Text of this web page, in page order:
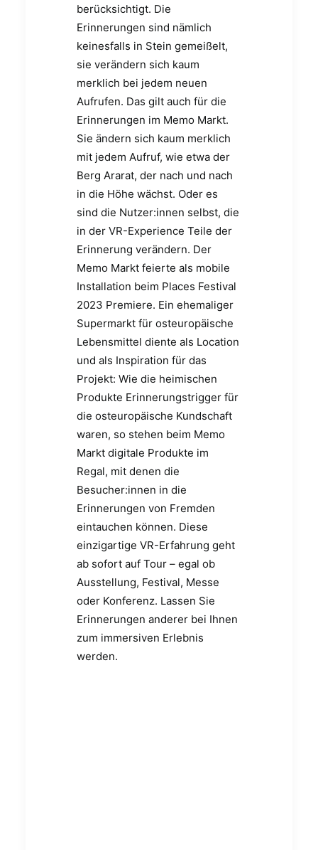
berücksichtigt. Die
Erinnerungen sind nämlich
keinesfalls in Stein gemeißelt,
sie verändern sich kaum
merklich bei jedem neuen
Aufrufen. Das gilt auch für die
Erinnerungen im Memo Markt.
Sie ändern sich kaum merklich
mit jedem Aufruf, wie etwa der
Berg Ararat, der nach und nach
in die Höhe wächst. Oder es
sind die Nutzer:innen selbst, die
in der VR-Experience Teile der
Erinnerung verändern. Der
Memo Markt feierte als mobile
Installation beim Places Festival
2023 Premiere. Ein ehemaliger
Supermarkt für osteuropäische
Lebensmittel diente als Location
und als Inspiration für das
Projekt: Wie die heimischen
Produkte Erinnerungstrigger für
die osteuropäische Kundschaft
waren, so stehen beim Memo
Markt digitale Produkte im
Regal, mit denen die
Besucher:innen in die
Erinnerungen von Fremden
eintauchen können. Diese
einzigartige VR-Erfahrung geht
ab sofort auf Tour – egal ob
Ausstellung, Festival, Messe
oder Konferenz. Lassen Sie
Erinnerungen anderer bei Ihnen
zum immersiven Erlebnis
werden.